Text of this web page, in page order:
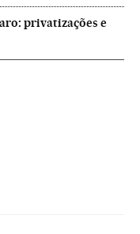
privatizações e